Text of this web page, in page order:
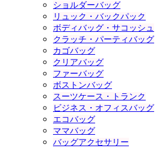
ショルダーバッグ
リュック・バックパック
ボディバッグ・サコッシュ
クラッチ・パーティバッグ
カゴバッグ
クリアバッグ
ファーバッグ
ボストンバッグ
スーツケース・トランク
ビジネス・オフィスバッグ
エコバッグ
ママバッグ
バッグアクセサリー